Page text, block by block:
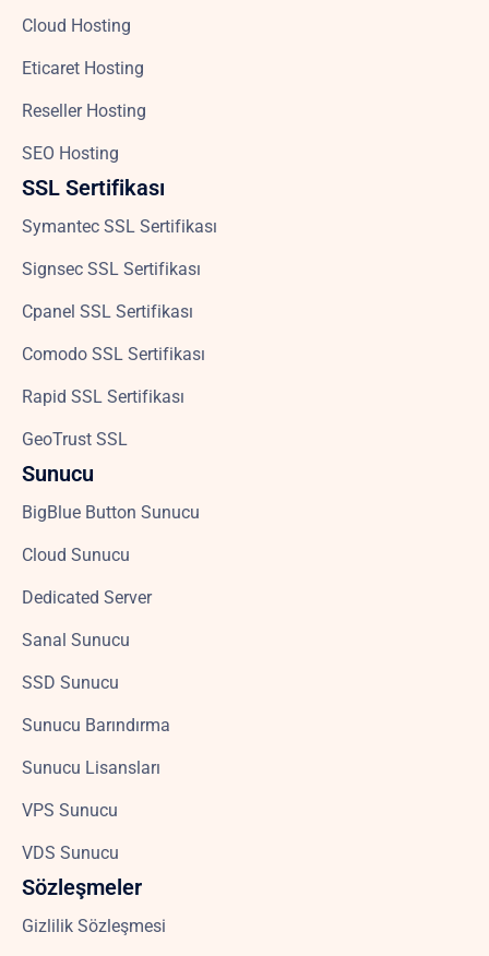
Cloud Hosting
Eticaret Hosting
Reseller Hosting
SEO Hosting
SSL Sertifikası
Symantec SSL Sertifikası
Signsec SSL Sertifikası
Cpanel SSL Sertifikası
Comodo SSL Sertifikası
Rapid SSL Sertifikası
GeoTrust SSL
Sunucu
BigBlue Button Sunucu
Cloud Sunucu
Dedicated Server
Sanal Sunucu
SSD Sunucu
Sunucu Barındırma
Sunucu Lisansları
VPS Sunucu
VDS Sunucu
Sözleşmeler
Gizlilik Sözleşmesi